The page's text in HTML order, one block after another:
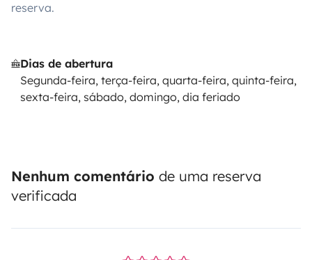
reserva.
Dias de abertura
Segunda-feira, terça-feira, quarta-feira, quinta-feira,
sexta-feira, sábado, domingo, dia feriado
Nenhum comentário de uma reserva
verificada